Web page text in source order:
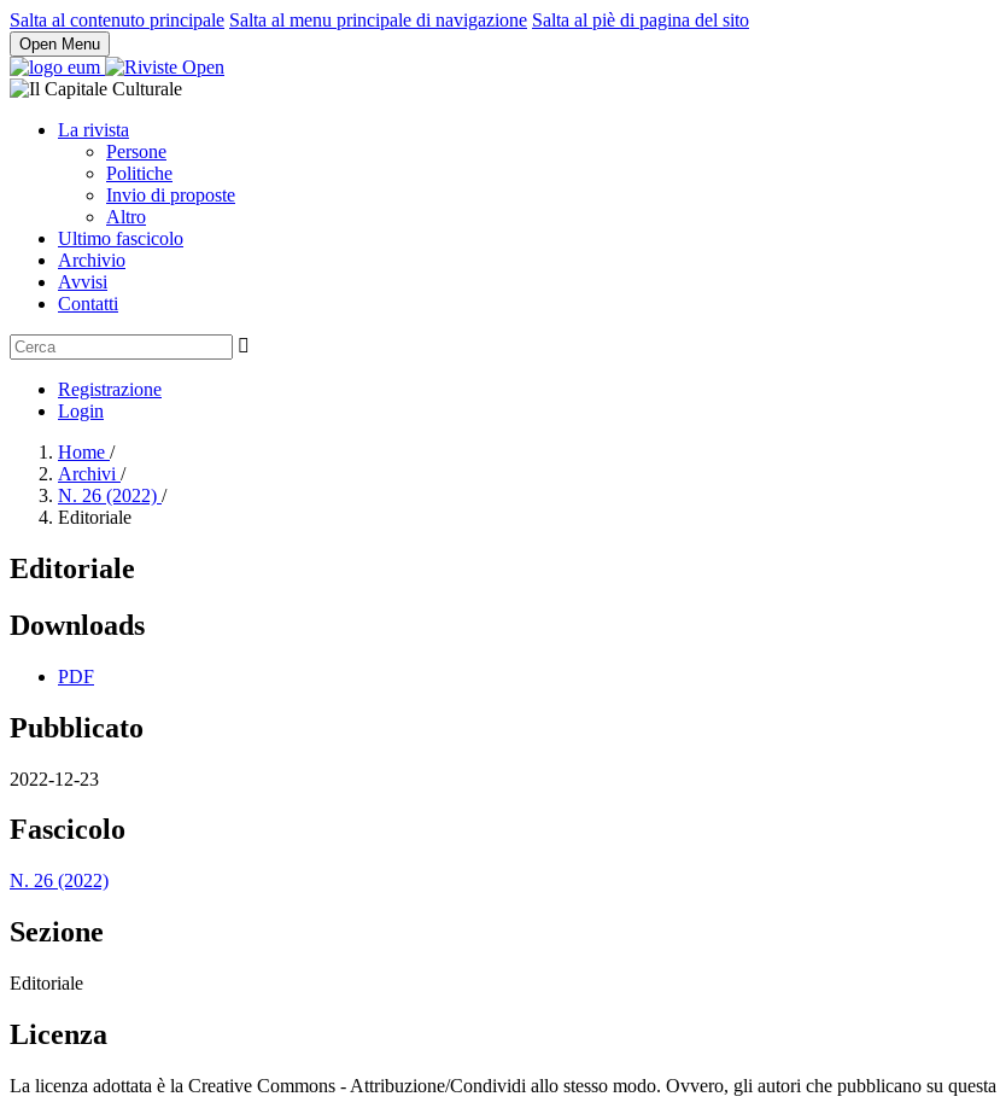
Salta al contenuto principale Salta al menu principale di navigazione Salta al piè di pagina del sito
Open Menu
La rivista
Persone
Politiche
Invio di proposte
Altro
Ultimo fascicolo
Archivio
Avvisi
Contatti
Registrazione
Login
Home /
Archivi /
N. 26 (2022) /
Editoriale
Editoriale
Downloads
PDF
Pubblicato
2022-12-23
Fascicolo
N. 26 (2022)
Sezione
Editoriale
Licenza
La licenza adottata è la Creative Commons - Attribuzione/Condividi allo stesso modo. Ovvero, gli autori che pubblicano su